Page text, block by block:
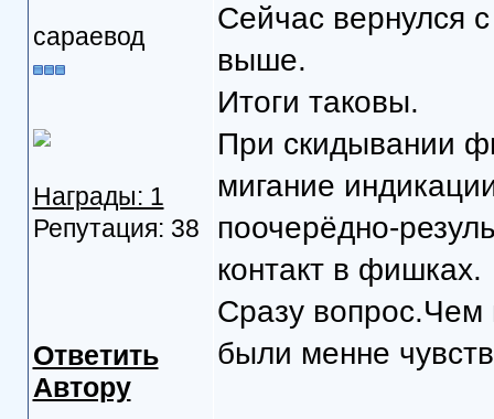
сараевод
Награды: 1
Репутация: 38
Ответить
Автору
Сейчас вернулся
выше.
Итоги таковы.
При скидывании
мигание
поочерёдно-
контакт в фишках.
Сразу вопрос.Чем
были менне